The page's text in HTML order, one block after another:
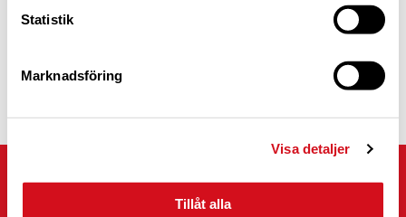
Statistik
Marknadsföring
Visa detaljer
Tillåt alla
samarbetet mellan Caravan Club of Sweden
Läs mer
Caravan Club of Sweden
Kyrkvägen 25, 703 75 ÖREBRO